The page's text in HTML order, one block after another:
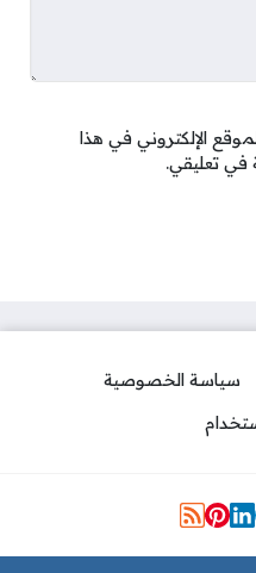
الإلكتروني في هذا
في تعليقي.
سياسة الخصوصية
التواصل